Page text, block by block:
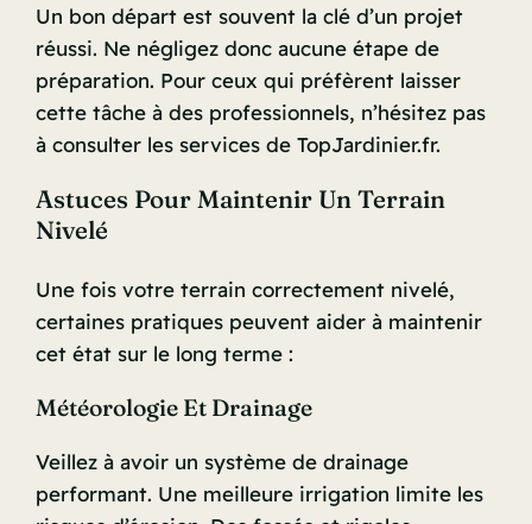
Un bon départ est souvent la clé d’un projet
réussi. Ne négligez donc aucune étape de
préparation. Pour ceux qui préfèrent laisser
cette tâche à des professionnels, n’hésitez pas
à consulter les services de TopJardinier.fr.
Astuces Pour Maintenir Un Terrain
Nivelé
Une fois votre terrain correctement nivelé,
certaines pratiques peuvent aider à maintenir
cet état sur le long terme :
Météorologie Et Drainage
Veillez à avoir un système de drainage
performant. Une meilleure irrigation limite les